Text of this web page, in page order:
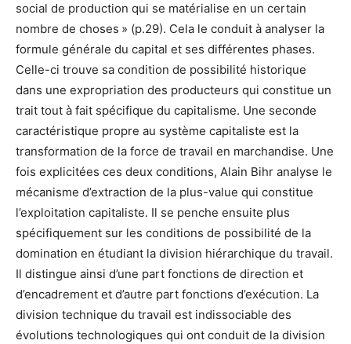
social de production qui se matérialise en un certain
nombre de choses » (p.29). Cela le conduit à analyser la
formule générale du capital et ses différentes phases.
Celle-ci trouve sa condition de possibilité historique
dans une expropriation des producteurs qui constitue un
trait tout à fait spécifique du capitalisme. Une seconde
caractéristique propre au système capitaliste est la
transformation de la force de travail en marchandise. Une
fois explicitées ces deux conditions, Alain Bihr analyse le
mécanisme d’extraction de la plus-value qui constitue
l’exploitation capitaliste. Il se penche ensuite plus
spécifiquement sur les conditions de possibilité de la
domination en étudiant la division hiérarchique du travail.
Il distingue ainsi d’une part fonctions de direction et
d’encadrement et d’autre part fonctions d’exécution. La
division technique du travail est indissociable des
évolutions technologiques qui ont conduit de la division